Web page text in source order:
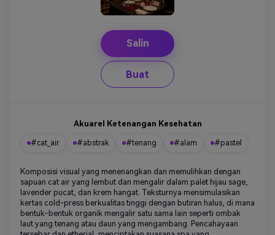
Salin
Buat
Akuarel Ketenangan Kesehatan
#cat_air #abstrak #tenang #alam #pastel
Komposisi visual yang menenangkan dan memulihkan dengan
sapuan cat air yang lembut dan mengalir dalam palet hijau sage,
lavender pucat, dan krem hangat. Teksturnya mensimulasikan
kertas cold-press berkualitas tinggi dengan butiran halus, di mana
bentuk-bentuk organik mengalir satu sama lain seperti ombak
laut yang tenang atau daun yang mengambang. Pencahayaan